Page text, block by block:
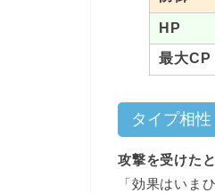
HP
最大CP
タイプ相性
攻撃を受けた
「効果はいま